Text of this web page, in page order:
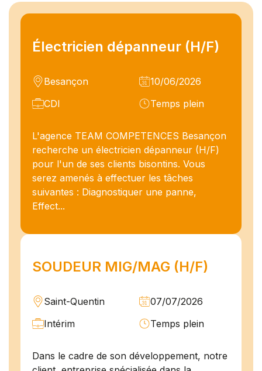
Électricien dépanneur (H/F)
Besançon
10/06/2026
CDI
Temps plein
L'agence TEAM COMPETENCES Besançon
recherche un électricien dépanneur (H/F)
pour l'un de ses clients bisontins. Vous
serez amenés à effectuer les tâches
suivantes : Diagnostiquer une panne,
Effect...
SOUDEUR MIG/MAG (H/F)
Saint-Quentin
07/07/2026
Intérim
Temps plein
Dans le cadre de son développement, notre